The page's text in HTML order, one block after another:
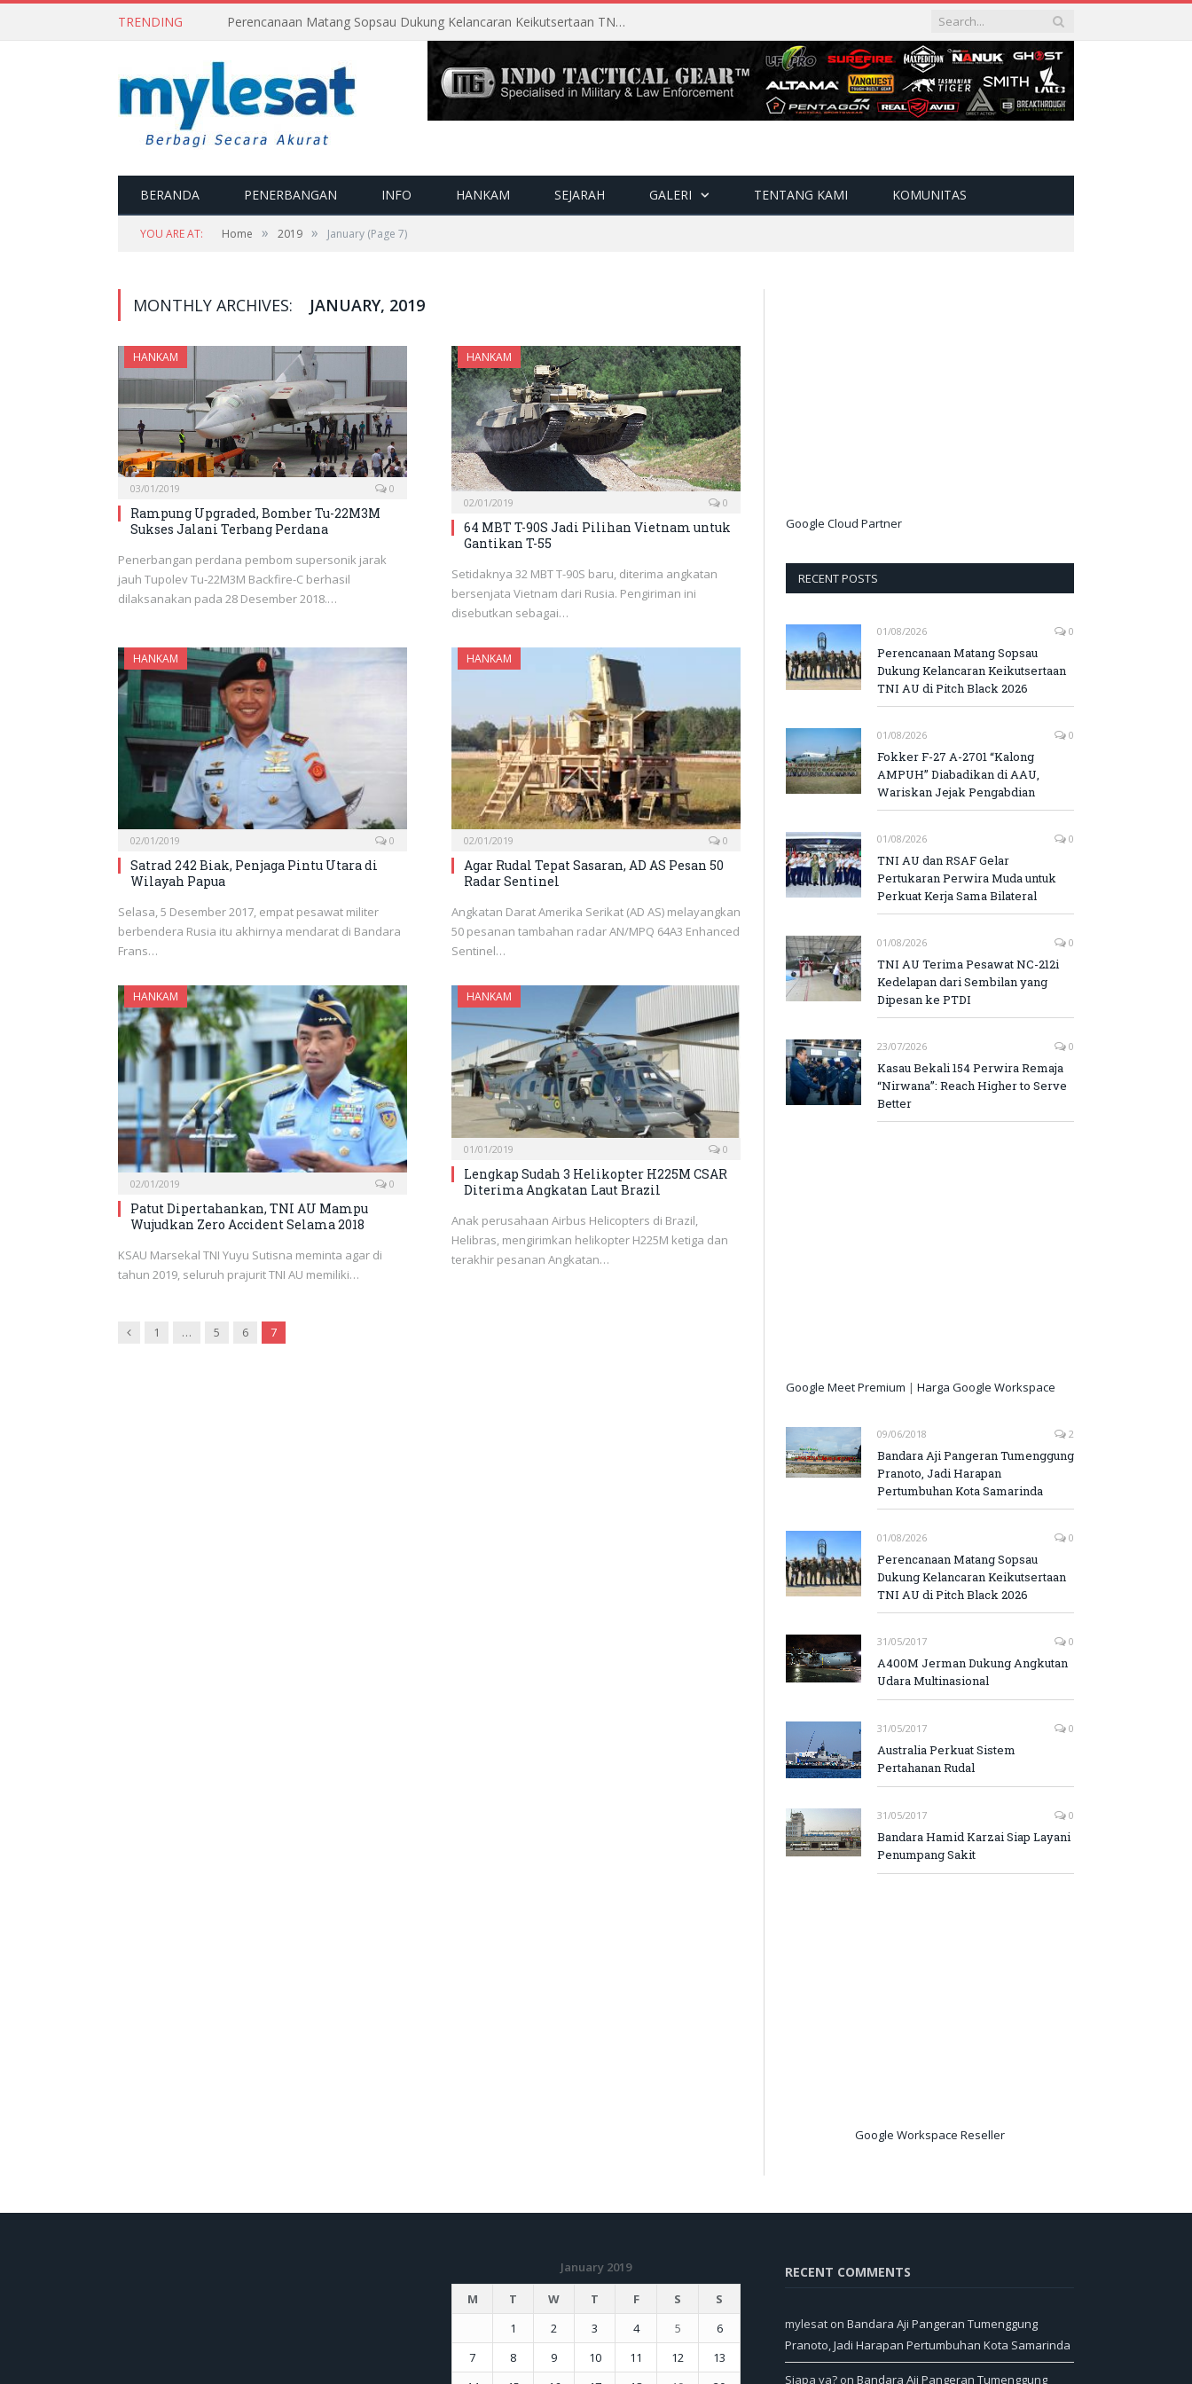
TRENDING Perencanaan Matang Sopsau Dukung Kelancaran Keikutsertaan TNI AU di Pitch Black 2026
BERANDA PENERBANGAN INFO HANKAM SEJARAH GALERI TENTANG KAMI KOMUNITAS
YOU ARE AT: Home » 2019 » January (Page 7)
MONTHLY ARCHIVES: JANUARY, 2019
HANKAM
03/01/2019 0
Rampung Upgraded, Bomber Tu-22M3M
Sukses Jalani Terbang Perdana
Penerbangan perdana pembom supersonik jarak
jauh Tupolev Tu-22M3M Backfire-C berhasil
dilaksanakan pada 28 Desember 2018.…
HANKAM
02/01/2019 0
64 MBT T-90S Jadi Pilihan Vietnam untuk
Gantikan T-55
Setidaknya 32 MBT T-90S baru, diterima angkatan
bersenjata Vietnam dari Rusia. Pengiriman ini
disebutkan sebagai…
HANKAM
02/01/2019 0
Satrad 242 Biak, Penjaga Pintu Utara di
Wilayah Papua
Selasa, 5 Desember 2017, empat pesawat militer
berbendera Rusia itu akhirnya mendarat di Bandara
Frans…
HANKAM
02/01/2019 0
Agar Rudal Tepat Sasaran, AD AS Pesan 50
Radar Sentinel
Angkatan Darat Amerika Serikat (AD AS) melayangkan
50 pesanan tambahan radar AN/MPQ 64A3 Enhanced
Sentinel…
HANKAM
02/01/2019 0
Patut Dipertahankan, TNI AU Mampu
Wujudkan Zero Accident Selama 2018
KSAU Marsekal TNI Yuyu Sutisna meminta agar di
tahun 2019, seluruh prajurit TNI AU memiliki…
HANKAM
01/01/2019 0
Lengkap Sudah 3 Helikopter H225M CSAR
Diterima Angkatan Laut Brazil
Anak perusahaan Airbus Helicopters di Brazil,
Helibras, mengirimkan helikopter H225M ketiga dan
terakhir pesanan Angkatan…
Previous
1 … 5 6 7
Google Cloud Partner
RECENT POSTS
01/08/2026 0
Perencanaan Matang Sopsau
Dukung Kelancaran Keikutsertaan
TNI AU di Pitch Black 2026
01/08/2026 0
Fokker F-27 A-2701 “Kalong
AMPUH” Diabadikan di AAU,
Wariskan Jejak Pengabdian
01/08/2026 0
TNI AU dan RSAF Gelar
Pertukaran Perwira Muda untuk
Perkuat Kerja Sama Bilateral
01/08/2026 0
TNI AU Terima Pesawat NC-212i
Kedelapan dari Sembilan yang
Dipesan ke PTDI
23/07/2026 0
Kasau Bekali 154 Perwira Remaja
“Nirwana”: Reach Higher to Serve
Better
Google Meet Premium | Harga Google Workspace
09/06/2018 2
Bandara Aji Pangeran Tumenggung
Pranoto, Jadi Harapan
Pertumbuhan Kota Samarinda
01/08/2026 0
Perencanaan Matang Sopsau
Dukung Kelancaran Keikutsertaan
TNI AU di Pitch Black 2026
31/05/2017 0
A400M Jerman Dukung Angkutan
Udara Multinasional
31/05/2017 0
Australia Perkuat Sistem
Pertahanan Rudal
31/05/2017 0
Bandara Hamid Karzai Siap Layani
Penumpang Sakit
Google Workspace Reseller
January 2019
M
T W T F S
S
1
2 3 4 5
6
7
8 9 10 11 12
13
RECENT COMMENTS
mylesat on Bandara Aji Pangeran Tumenggung
Pranoto, Jadi Harapan Pertumbuhan Kota Samarinda
Siapa ya? on Bandara Aji Pangeran Tumenggung